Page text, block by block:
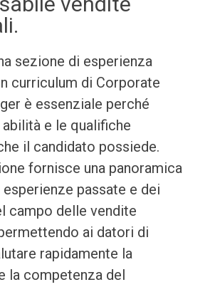
sezione di esperienza
curriculum di Corporate
è essenziale perché
e le qualifiche
il candidato possiede.
fornisce una panoramica
passate e dei
campo delle vendite
ai datori di
rapidamente la
la competenza del